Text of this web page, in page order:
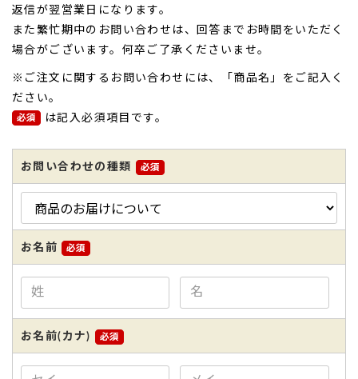
退職・異動の挨拶におすすめのお菓子ギ
もらっ
返信が翌営業日になります。
また繁忙期中のお問い合わせは、回答までお時間をいただく
場合がございます。何卒ご了承くださいませ。
※ご注文に関するお問い合わせには、「商品名」をご記入く
ださい。
は記入必須項目です。
お問い合わせの種類
お名前
お名前(カナ)